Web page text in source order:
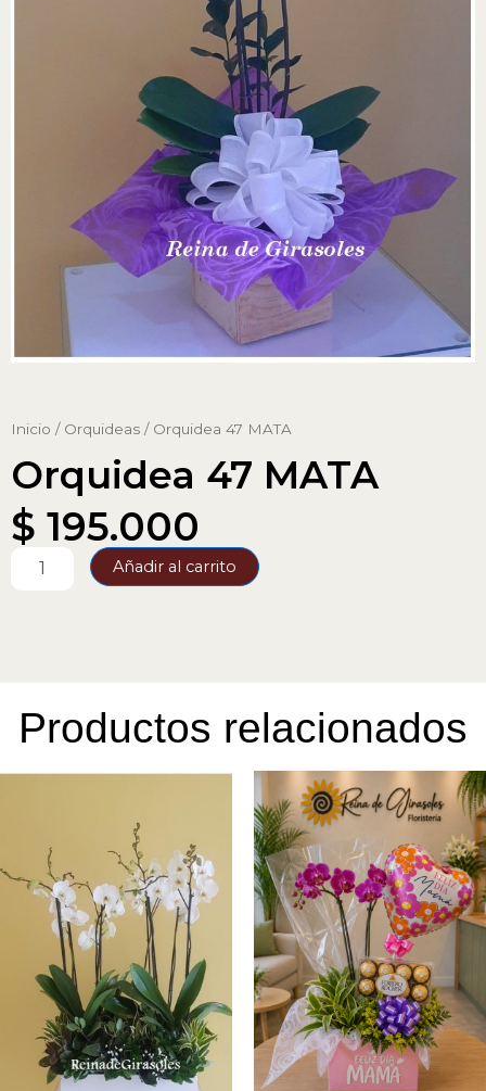
Inicio / Orquideas / Orquidea 47 MATA
Orquidea 47 MATA
$ 195.000
Añadir al carrito
Productos relacionados